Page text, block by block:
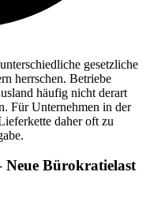
gesetzliche
herrschen. Betriebe
häufig nicht derart
Für Unternehmen in der
daher oft zu
Neue Bürokratielast